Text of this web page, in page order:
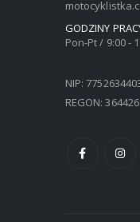
GODZINY
Pon-Pt / 9:00 -
NIP:
REGON: